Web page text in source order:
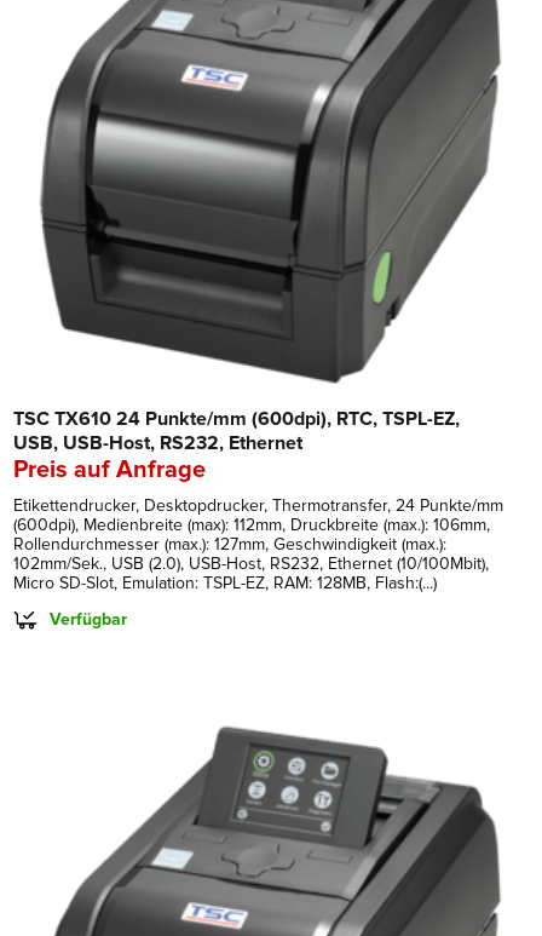
TSC TX610 24 Punkte/mm (600dpi), RTC, TSPL-EZ,
USB, USB-Host, RS232, Ethernet
Preis auf Anfrage
Etikettendrucker, Desktopdrucker, Thermotransfer, 24 Punkte/mm
(600dpi), Medienbreite (max): 112mm, Druckbreite (max.): 106mm,
Rollendurchmesser (max.): 127mm, Geschwindigkeit (max.):
102mm/Sek., USB (2.0), USB-Host, RS232, Ethernet (10/100Mbit),
Micro SD-Slot, Emulation: TSPL-EZ, RAM: 128MB, Flash:(...)
Verfügbar